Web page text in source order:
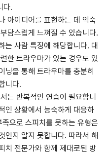
다.
아이디어를 표현하는 데 익숙
담스럽게 느껴질 수 있습니다.
는 사람 특징에 해당합니다. 대
한 트라우마가 있는 경우도 있
닝을 통해 트라우마를 충분히
니다.
는 반복적인 연습이 필요합니
인 상황에서 능숙하게 대응하
으로 스피치를 못하는 유형은
인지 알지 못합니다. 따라서 해
치 전문가와 함께 제대로된 방